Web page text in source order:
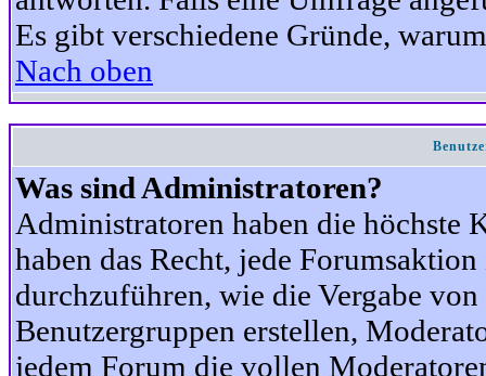
Es gibt verschiedene Gründe,
Nach oben
Was sind Administratoren?
Administratoren haben die höchste
haben das Recht, jede
durchzuführen, wie die Vergabe
Benutzergruppen erstellen,
jedem Forum die vollen